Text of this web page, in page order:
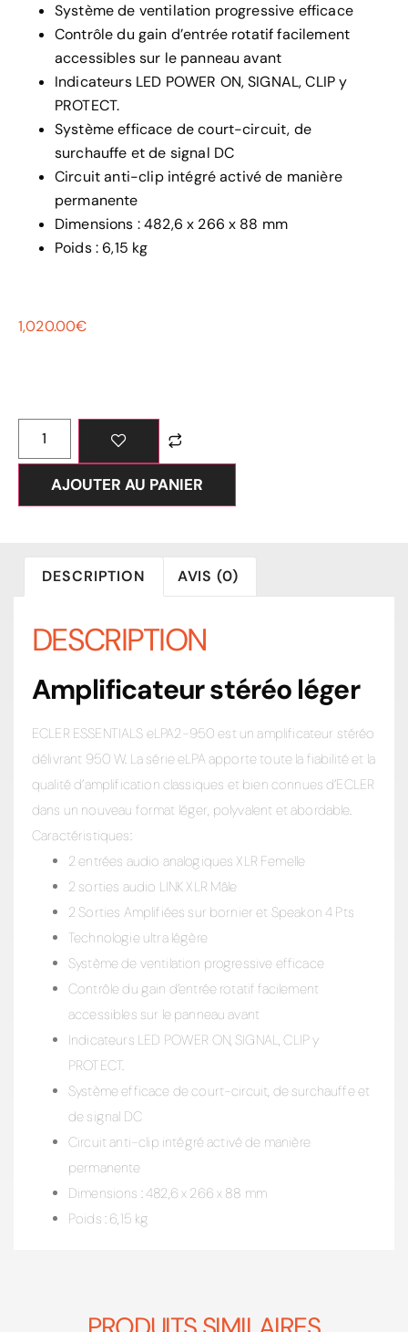
Système de ventilation progressive efficace
Contrôle du gain d’entrée rotatif facilement
accessibles sur le panneau avant
Indicateurs LED POWER ON, SIGNAL, CLIP y
PROTECT.
Système efficace de court-circuit, de
surchauffe et de signal DC
Circuit anti-clip intégré activé de manière
permanente
Dimensions : 482,6 x 266 x 88 mm
Poids : 6,15 kg
1,020.00€
AJOUTER AU PANIER
DESCRIPTION AVIS (0)
DESCRIPTION
Amplificateur stéréo léger
ECLER ESSENTIALS eLPA2-950 est un amplificateur stéréo
délivrant 950 W. La série eLPA apporte toute la fiabilité et la
qualité d’amplification classiques et bien connues d’ECLER
dans un nouveau format léger, polyvalent et abordable.
Caractéristiques:
2 entrées audio analogiques XLR Femelle
2 sorties audio LINK XLR Mâle
2 Sorties Amplifiées sur bornier et Speakon 4 Pts
Technologie ultra légère
Système de ventilation progressive efficace
Contrôle du gain d’entrée rotatif facilement
accessibles sur le panneau avant
Indicateurs LED POWER ON, SIGNAL, CLIP y
PROTECT.
Système efficace de court-circuit, de surchauffe et
de signal DC
Circuit anti-clip intégré activé de manière
permanente
Dimensions : 482,6 x 266 x 88 mm
Poids : 6,15 kg